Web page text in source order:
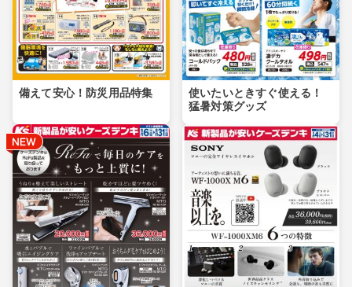
備えて安心！防災用品特集
使いたいときすぐ使える！
猛暑対策グッズ